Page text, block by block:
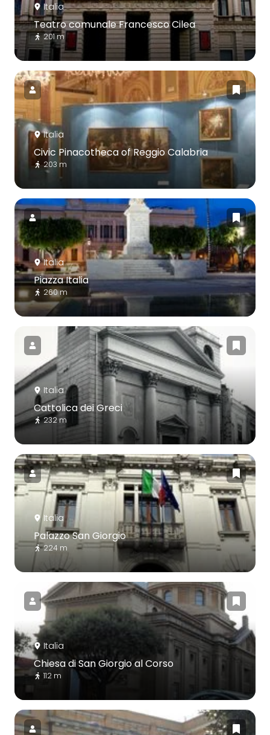
Italia
Teatro comunale Francesco Cilea
201 m
Italia
Civic Pinacotheca of Reggio Calabria
203 m
Italia
Piazza Italia
260 m
Italia
Cattolica dei Greci
232 m
Italia
Palazzo San Giorgio
224 m
Italia
Chiesa di San Giorgio al Corso
112 m